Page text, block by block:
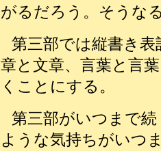
がるだろう。そうな
第三部では縦書き
章と文章、言葉と言
くことにする。
第三部がいつまで
ような気持ちがいつ